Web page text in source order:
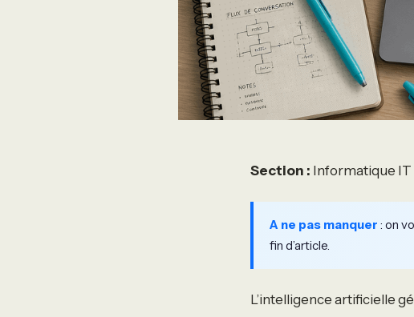
Section : Informatique IT
A ne pas manquer : on
fin d’article.
L’intelligence artificielle